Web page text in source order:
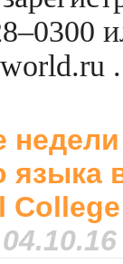
.
языка